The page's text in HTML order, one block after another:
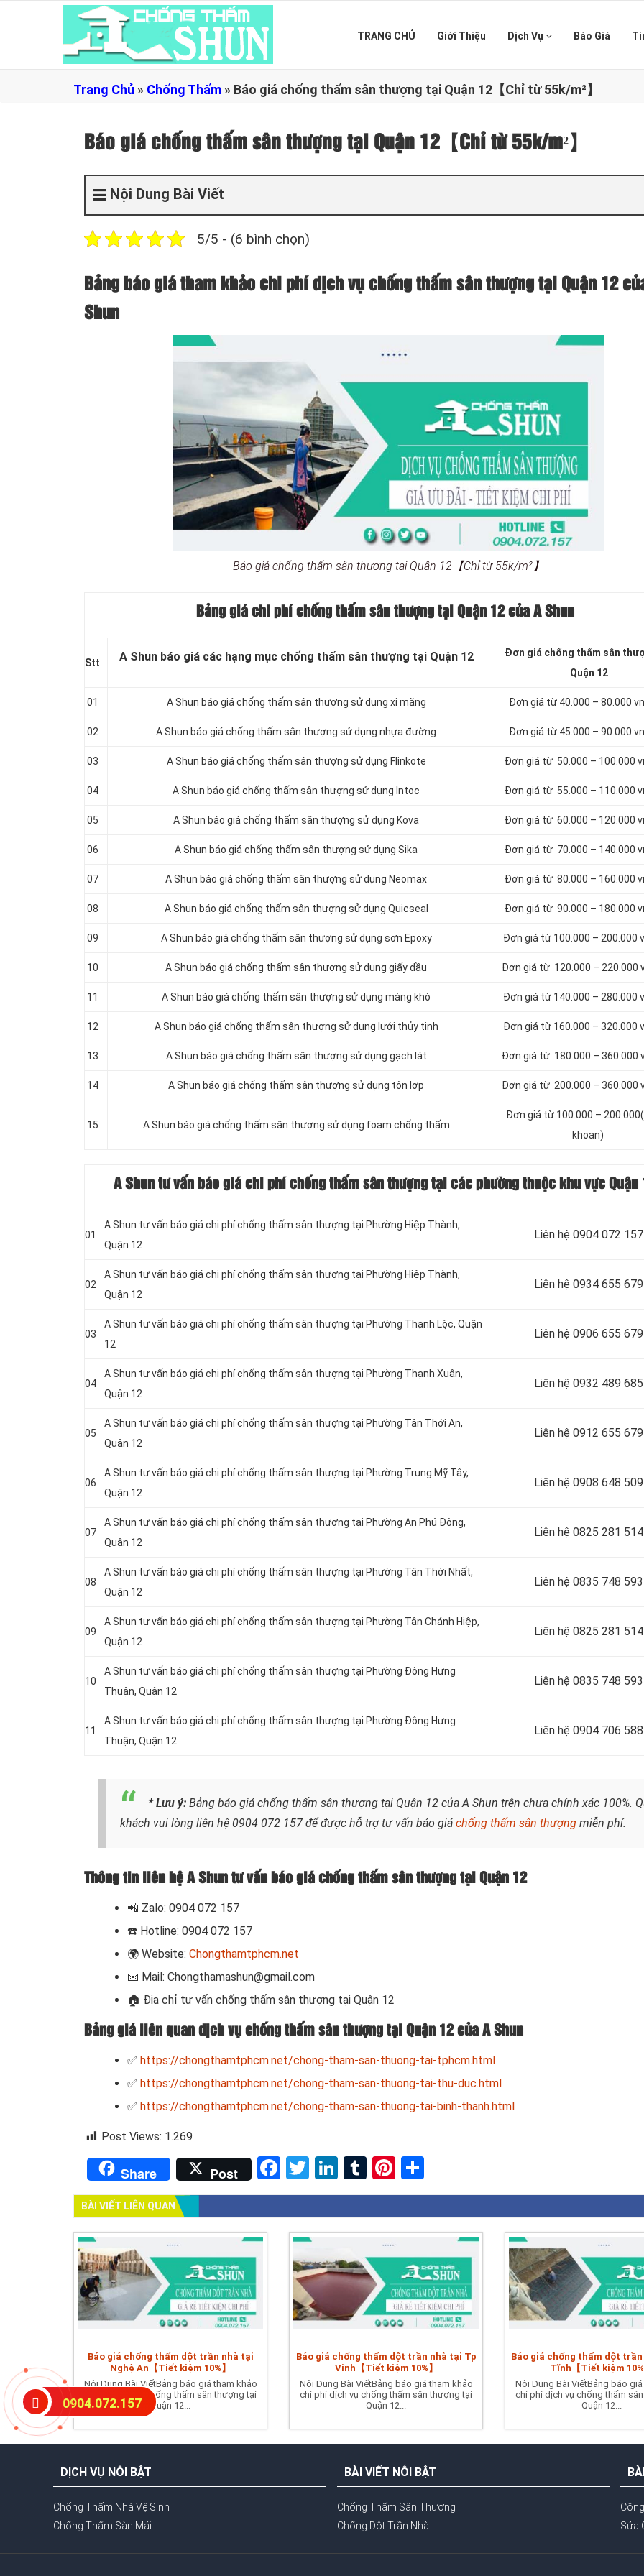
TRANG CHỦ Giới Thiệu Dịch Vụ Báo Giá
Trang Chủ » Chống Thấm » Báo giá chống thấm sân thượng tại Quận 12【Chỉ từ 55k/m²】
Báo giá chống thấm sân thượng tại Quận 12【Chỉ từ 55k/m²】
Nội Dung Bài Viết
5/5 - (6 bình chọn)
Bảng báo giá tham khảo chi phí dịch vụ chống thấm sân thượng tại Quận 12
Shun
Báo giá chống thấm sân thượng tại Quận 12【Chỉ từ 55k/m²】
Bảng giá chi phí chống thấm sân thượng tại Quận 12 của A Shun
Stt A Shun báo giá các hạng mục chống thấm sân thượng tại Quận 12
Đơn giá chống thấm sân
Quận 12
01 A Shun báo giá chống thấm sân thượng sử dụng xi măng Đơn giá từ 40.000 – 80.000
02 A Shun báo giá chống thấm sân thượng sử dụng nhựa đường Đơn giá từ 45.000 – 90.000
03 A Shun báo giá chống thấm sân thượng sử dụng Flinkote Đơn giá từ 50.000 – 100.000
04 A Shun báo giá chống thấm sân thượng sử dụng Intoc Đơn giá từ 55.000 – 110.000
05 A Shun báo giá chống thấm sân thượng sử dụng Kova Đơn giá từ 60.000 – 120.000
06 A Shun báo giá chống thấm sân thượng sử dụng Sika Đơn giá từ 70.000 – 140.000
07 A Shun báo giá chống thấm sân thượng sử dụng Neomax Đơn giá từ 80.000 – 160.000
08 A Shun báo giá chống thấm sân thượng sử dụng Quicseal Đơn giá từ 90.000 – 180.000
09 A Shun báo giá chống thấm sân thượng sử dụng sơn Epoxy Đơn giá từ 100.000 – 200.000
10 A Shun báo giá chống thấm sân thượng sử dụng giấy dầu Đơn giá từ 120.000 – 220.000
11 A Shun báo giá chống thấm sân thượng sử dụng màng khò Đơn giá từ 140.000 – 280.000
12 A Shun báo giá chống thấm sân thượng sử dụng lưới thủy tinh Đơn giá từ 160.000 – 320.000
13 A Shun báo giá chống thấm sân thượng sử dụng gạch lát Đơn giá từ 180.000 – 360.000
14 A Shun báo giá chống thấm sân thượng sử dụng tôn lợp Đơn giá từ 200.000 – 360.000
15 A Shun báo giá chống thấm sân thượng sử dụng foam chống thấm
Đơn giá từ 100.000 –
khoan)
A Shun tư vấn báo giá chi phí chống thấm sân thượng tại các phường thuộc khu vực Quận
01
A Shun tư vấn báo giá chi phí chống thấm sân thượng tại Phường Hiệp Thành,
Quận 12
Liên hệ 0904 072 157
02
A Shun tư vấn báo giá chi phí chống thấm sân thượng tại Phường Hiệp Thành,
Quận 12
Liên hệ 0934 655 679
03
A Shun tư vấn báo giá chi phí chống thấm sân thượng tại Phường Thạnh Lộc, Quận
12
Liên hệ 0906 655 679
04
A Shun tư vấn báo giá chi phí chống thấm sân thượng tại Phường Thạnh Xuân,
Quận 12
Liên hệ 0932 489 685
05
A Shun tư vấn báo giá chi phí chống thấm sân thượng tại Phường Tân Thới An,
Quận 12
Liên hệ 0912 655 679
06
A Shun tư vấn báo giá chi phí chống thấm sân thượng tại Phường Trung Mỹ Tây,
Quận 12
Liên hệ 0908 648 509
07
A Shun tư vấn báo giá chi phí chống thấm sân thượng tại Phường An Phú Đông,
Quận 12
Liên hệ 0825 281 514
08
A Shun tư vấn báo giá chi phí chống thấm sân thượng tại Phường Tân Thới Nhất,
Quận 12
Liên hệ 0835 748 593
09
A Shun tư vấn báo giá chi phí chống thấm sân thượng tại Phường Tân Chánh Hiệp,
Quận 12
Liên hệ 0825 281 514
10
A Shun tư vấn báo giá chi phí chống thấm sân thượng tại Phường Đông Hưng
Thuận, Quận 12
Liên hệ 0835 748 593
11
A Shun tư vấn báo giá chi phí chống thấm sân thượng tại Phường Đông Hưng
Thuận, Quận 12
Liên hệ 0904 706 588
* Lưu ý: Bảng báo giá chống thấm sân thượng tại Quận 12 của A Shun trên chưa chính xác 100%.
khách vui lòng liên hệ 0904 072 157 để được hỗ trợ tư vấn báo giá chống thấm sân thượng miễn phí.
Thông tin liên hệ A Shun tư vấn báo giá chống thấm sân thượng tại Quận 12
📲 Zalo: 0904 072 157
☎️ Hotline: 0904 072 157
🌍 Website: Chongthamtphcm.net
📧 Mail: Chongthamashun@gmail.com
🏠 Địa chỉ tư vấn chống thấm sân thượng tại Quận 12
Bảng giá liên quan dịch vụ chống thấm sân thượng tại Quận 12 của A Shun
✅ https://chongthamtphcm.net/chong-tham-san-thuong-tai-tphcm.html
✅ https://chongthamtphcm.net/chong-tham-san-thuong-tai-thu-duc.html
✅ https://chongthamtphcm.net/chong-tham-san-thuong-tai-binh-thanh.html
Post Views: 1.269
Share Post Facebook
Twitter
LinkedIn
TumblrPinterest
BÀI VIẾT LIÊN QUAN
Báo giá chống thấm dột trần nhà tại
Nghệ An【Tiết kiệm 10%】
Nội Dung Bài ViếtBảng báo giá tham khảo
chi phí dịch vụ chống thấm sân thượng tại
Quận 12...
Báo giá chống thấm dột trần nhà tại Tp
Vinh【Tiết kiệm 10%】
Nội Dung Bài ViếtBảng báo giá tham khảo
chi phí dịch vụ chống thấm sân thượng tại
Quận 12...
Báo giá chống thấm dột
Tĩnh【Tiết kiệm
Nội Dung Bài ViếtBảng báo
chi phí dịch vụ chống thấm
Quận 12...
DỊCH VỤ NỖI BẬT
Chống Thấm Nhà Vệ Sinh
Chống Thấm Sàn Mái
BÀI VIẾT NỖI BẬT
Chống Thấm Sân Thượng
Chống Dột Trần Nhà
Sửa
0904.072.157